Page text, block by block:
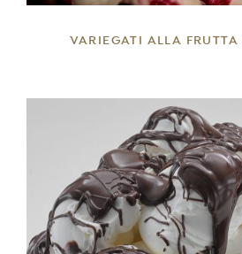
VARIEGATI ALLA FRUTTA
DETTAGLI